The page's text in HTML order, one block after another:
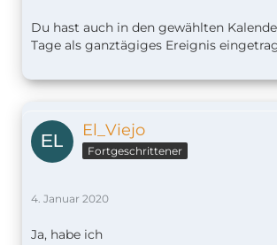
Du hast auch in den gewählten
Tage als ganztägiges Ereignis
El_Viejo
Fortgeschrittener
4. Januar 2020
Ja, habe ich